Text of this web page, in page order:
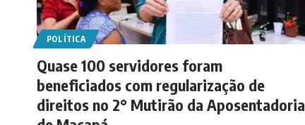
POLÍTICA
Quase 100 servidores foram
beneficiados com regularização de
direitos no 2° Mutirão da Aposentadoria